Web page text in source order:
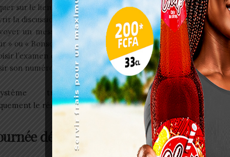
sur le lien proposé ;
la discussion WhatsApp ;
un message de salutation («
» ou « Bonsoir ») ;
l’examen concerné ;
son numéro de table.
transmet ensuite
le résultat du candidat.
décisive pour les candidats